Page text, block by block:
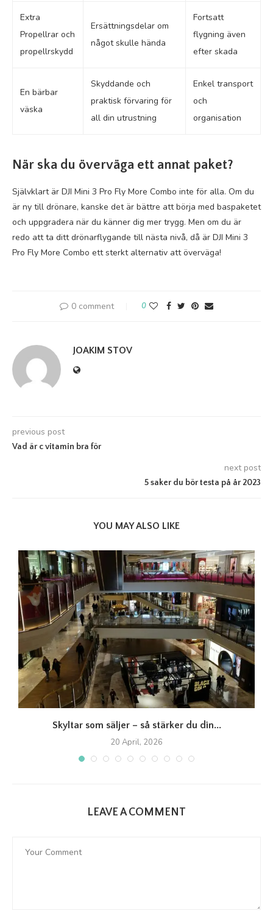
Extra
Propellrar och
propellrskydd
Ersättningsdelar om
något skulle hända
Fortsatt
flygning även
efter skada
En bärbar
väska
Skyddande och
praktisk förvaring för
all din utrustning
Enkel transport
och
organisation
När ska du överväga ett annat paket?
Självklart är DJI Mini 3 Pro Fly More Combo inte för alla. Om du
är ny till drönare, kanske det är bättre att börja med baspaketet
och uppgradera när du känner dig mer trygg. Men om du är
redo att ta ditt drönarflygande till nästa nivå, då är DJI Mini 3
Pro Fly More Combo ett sterkt alternativ att överväga!
0 comment 0
JOAKIM STOV
previous post
Vad är c vitamin bra för
next post
5 saker du bör testa på år 2023
YOU MAY ALSO LIKE
Skyltar som säljer – så stärker du din...
20 April, 2026
LEAVE A COMMENT